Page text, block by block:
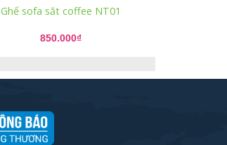
Ghế sofa săt coffee NT01
850.000₫